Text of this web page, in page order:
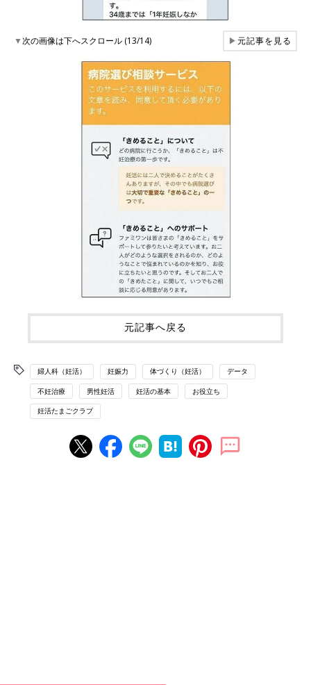
▼次の画像は下へスクロール (13/14) ▶元記事を見る
元記事へ戻る
婦人科（妊活） 妊娠力 体づくり（妊活） データ
不妊治療 男性妊活 妊活の基本 お役立ち
妊活たまごクラブ